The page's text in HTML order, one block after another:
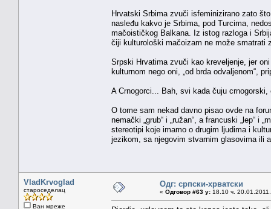
Hrvatski Srbima zvuči isfeminizirano zato
nasleđu kakvo je Srbima, pod Turcima,
mačoističkog Balkana. Iz istog razloga i
čiji kulturološki mačoizam ne može smatrati
Srpski Hrvatima zvuči kao kreveljenje, jer
kulturnom nego oni, „od brda odvaljenom“,
A Crnogorci... Bah, svi kada čuju
O tome sam nekad davno pisao ovde na
nemački „grub“ i „ružan“, a francuski „lep“ i
stereotipi koje imamo o drugim ljudima i
jezikom, sa njegovim stvarnim glasovima ili
VladKrvoglad
староседелац
Ван мреже
Одг: српски-хрватски
« Одговор #63 у: 18.10 ч.